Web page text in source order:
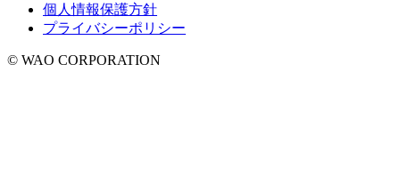
個人情報保護方針
プライバシーポリシー
© WAO CORPORATION